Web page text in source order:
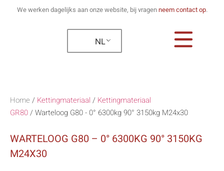
We werken dagelijks aan onze website, bij vragen neem contact op.
NL
Home / Kettingmateriaal / Kettingmateriaal
GR80/Warteloog G80 - 0° 6300kg 90° 3150kg M24x30
WARTELOOG G80 – 0° 6300KG 90° 3150KG
M24X30